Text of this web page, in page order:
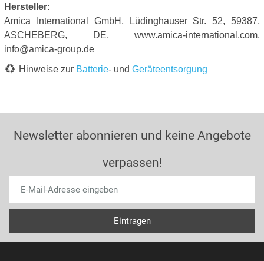
Hersteller:
Amica International GmbH, Lüdinghauser Str. 52, 59387,
ASCHEBERG, DE, www.amica-international.com,
info@amica-group.de
Hinweise zur Batterie- und Geräteentsorgung
Newsletter abonnieren und keine Angebote
verpassen!